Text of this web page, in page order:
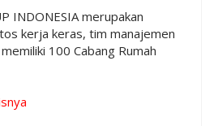
INDONESIA merupakan
kerja keras, tim manajemen
100 Cabang Rumah